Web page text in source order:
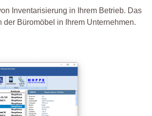
Inventarisierung in Ihrem Betrieb. Das
Büromöbel in Ihrem Unternehmen.